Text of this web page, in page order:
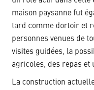
maison paysanne fut
tard comme dortoir et
personnes venues de
visites guidées, la
agricoles, des repas et
La construction